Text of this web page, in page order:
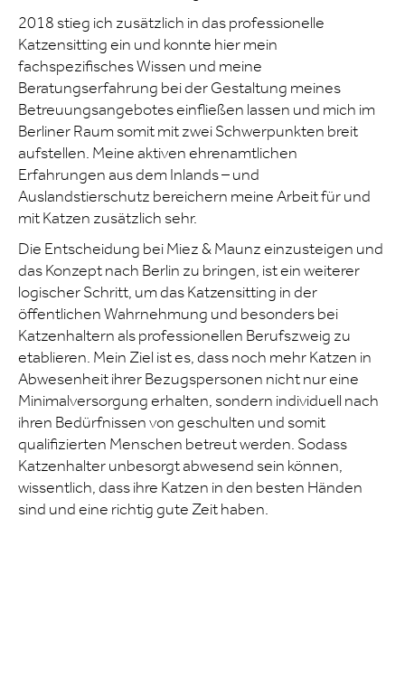
2018 stieg ich zusätzlich in das professionelle
Katzensitting ein und konnte hier mein
fachspezifisches Wissen und meine
Beratungserfahrung bei der Gestaltung meines
Betreuungsangebotes einfließen lassen und mich im
Berliner Raum somit mit zwei Schwerpunkten breit
aufstellen. Meine aktiven ehrenamtlichen
Erfahrungen aus dem Inlands – und
Auslandstierschutz bereichern meine Arbeit für und
mit Katzen zusätzlich sehr.
Die Entscheidung bei Miez & Maunz einzusteigen und
das Konzept nach Berlin zu bringen, ist ein weiterer
logischer Schritt, um das Katzensitting in der
öffentlichen Wahrnehmung und besonders bei
Katzenhaltern als professionellen Berufszweig zu
etablieren. Mein Ziel ist es, dass noch mehr Katzen in
Abwesenheit ihrer Bezugspersonen nicht nur eine
Minimalversorgung erhalten, sondern individuell nach
ihren Bedürfnissen von geschulten und somit
qualifizierten Menschen betreut werden. Sodass
Katzenhalter unbesorgt abwesend sein können,
wissentlich, dass ihre Katzen in den besten Händen
sind und eine richtig gute Zeit haben.